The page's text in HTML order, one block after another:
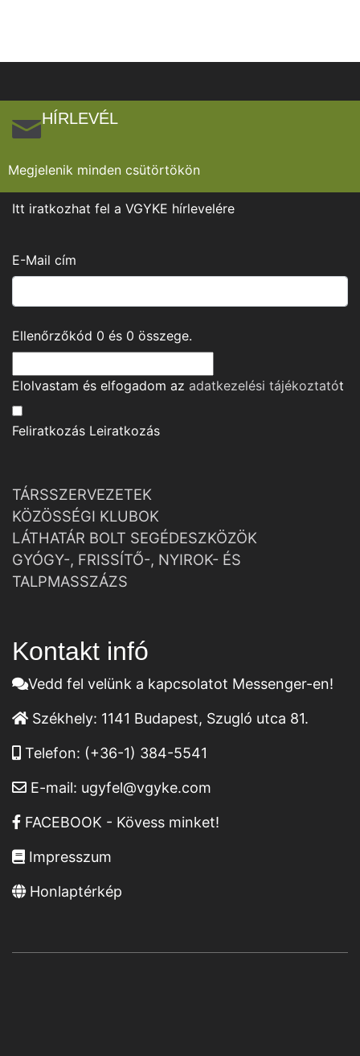
HÍRLEVÉL
Megjelenik minden csütörtökön
Itt iratkozhat fel a VGYKE hírlevelére
E-Mail cím
Ellenőrzőkód 0 és 0 összege.
Elolvastam és elfogadom az adatkezelési tájékoztatót
Feliratkozás Leiratkozás
TÁRSSZERVEZETEK
KÖZÖSSÉGI KLUBOK
LÁTHATÁR BOLT SEGÉDESZKÖZÖK
GYÓGY-, FRISSÍTŐ-, NYIROK- ÉS
TALPMASSZÁZS
Kontakt infó
Vedd fel velünk a kapcsolatot Messenger-en!
Székhely: 1141 Budapest, Szugló utca 81.
Telefon: (+36-1) 384-5541
E-mail: ugyfel@vgyke.com
FACEBOOK - Kövess minket!
Impresszum
Honlaptérkép